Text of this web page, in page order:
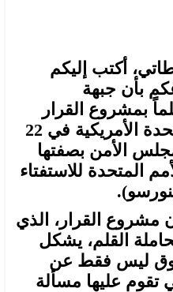
أكتب إليكم
بأن جبهة
بمشروع القرار
الذي عممته الولايات المتحدة الأمريكية في 22
مجلس الأمن بصفتها
المتحدة للاستفتاء
مشروع القرار، الذي
القلم، يشكل
ليس فقط عن
تقوم عليها مسألة